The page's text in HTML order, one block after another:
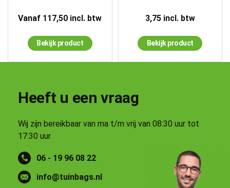
Vanaf 117,50 incl. btw
Bekijk product
3,75incl. btw
Bekijk product
Heeft u een vraag
Wij zijn bereikbaar van ma t/m vrij van 08:30 uur tot
17:30 uur.
06 - 19 96 08 22
info@tuinbags.nl